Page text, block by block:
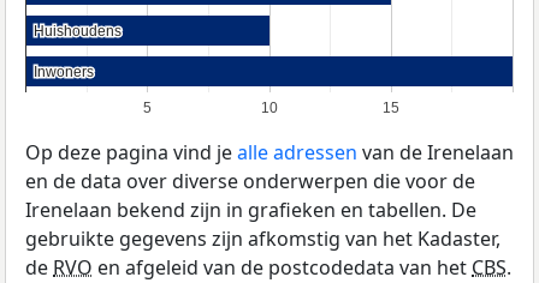
5 10 15
Huishoudens
Huishoudens
Inwoners
Inwoners
Op deze pagina vind jealle adressen van de Irenelaan
en de data over diverse onderwerpen die voor de
Irenelaan bekend zijn in grafieken en tabellen. De
gebruikte gegevens zijn afkomstig van het Kadaster,
deRVO en afgeleid van de postcodedata van hetCBS.